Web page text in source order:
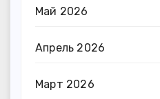
Май 2026
Апрель 2026
Март 2026